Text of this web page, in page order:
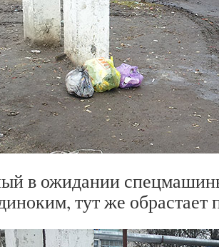
в ожидании
тут же обрастает